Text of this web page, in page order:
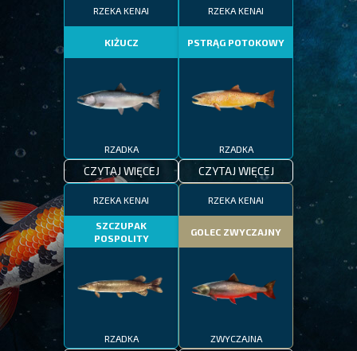
RZEKA KENAI
KIŻUCZ
RZADKA
CZYTAJ WIĘCEJ
RZEKA KENAI
PSTRĄG POTOKOWY
RZADKA
CZYTAJ WIĘCEJ
RZEKA KENAI
SZCZUPAK
POSPOLITY
RZADKA
RZEKA KENAI
GOLEC ZWYCZAJNY
ZWYCZAJNA